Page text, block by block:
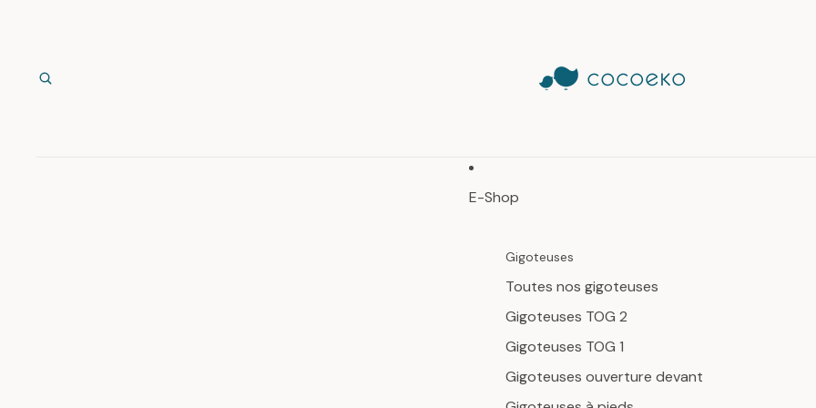
E-Shop
Gigoteuses
Toutes nos gigoteuses
Gigoteuses TOG 2
Gigoteuses TOG 1
Gigoteuses ouverture devant